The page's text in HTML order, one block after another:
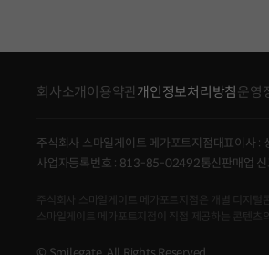
회사소개이용약관개인정보처리방침 운영
주식회사 스마일게이트 메가포트지점대표이사 :
사업자등록번호 : 813-85-02492통신판매업
주식회사 스마일게이트 메가포트지점은 개별 디지
스마일게이트 메가포트지점이 직접 제공하는 콘텐츠